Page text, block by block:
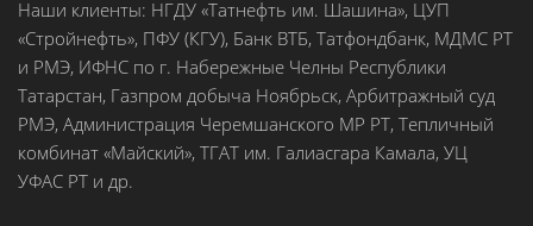
Наши клиенты: НГДУ «Татнефть им. Шашина», ЦУП
«Стройнефть», ПФУ (КГУ), Банк ВТБ, Татфондбанк, МДМС РТ
и РМЭ, ИФНС по г. Набережные Челны Республики
Татарстан, Газпром добыча Ноябрьск, Арбитражный суд
РМЭ, Администрация Черемшанского МР РТ, Тепличный
комбинат «Майский», ТГАТ им. Галиасгара Камала, УЦ
УФАС РТ и др.